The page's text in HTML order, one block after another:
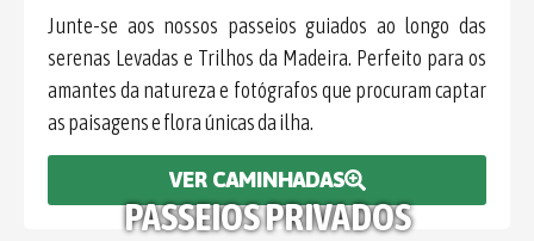
Junte-se aos nossos passeios guiados ao longo das
serenas Levadas e Trilhos da Madeira. Perfeito para os
amantes da natureza e fotógrafos que procuram captar
as paisagens e flora únicas da ilha.
VER CAMINHADAS
PASSEIOS PRIVADOS